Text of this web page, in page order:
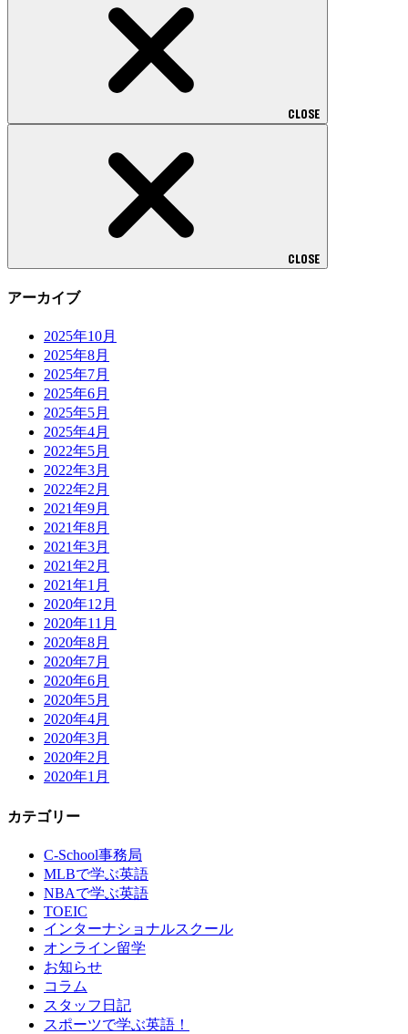
CLOSE
CLOSE
アーカイブ
2025年10月
2025年8月
2025年7月
2025年6月
2025年5月
2025年4月
2022年5月
2022年3月
2022年2月
2021年9月
2021年8月
2021年3月
2021年2月
2021年1月
2020年12月
2020年11月
2020年8月
2020年7月
2020年6月
2020年5月
2020年4月
2020年3月
2020年2月
2020年1月
カテゴリー
C-School事務局
MLBで学ぶ英語
NBAで学ぶ英語
TOEIC
インターナショナルスクール
オンライン留学
お知らせ
コラム
スタッフ日記
スポーツで学ぶ英語！